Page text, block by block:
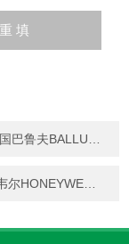
传感器磁编码式
低压开关